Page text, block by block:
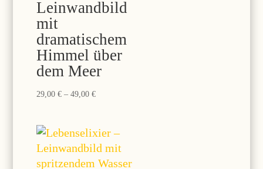
Leinwandbild
mit
dramatischem
Himmel über
dem Meer
29,00€ –49,00€Preisspanne:
49,00 €